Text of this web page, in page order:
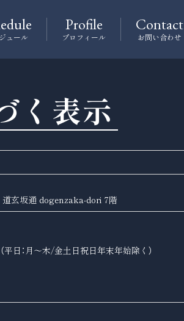
ュール
Profile
プロフィール
Contact
お問い合わせ
く表示
道玄坂通 dogenzaka-dori 7階
日：月～木/金土日祝日年末年始除く）